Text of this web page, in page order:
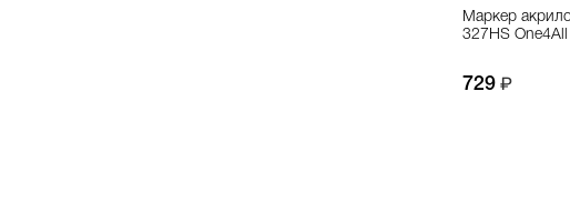
Маркер
327HS
729